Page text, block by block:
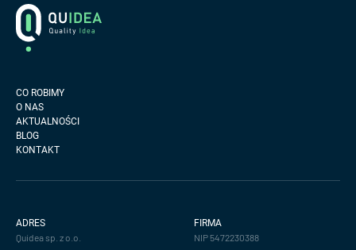
Footer
CO ROBIMY
O NAS
AKTUALNOŚCI
BLOG
KONTAKT
ADRES
Quidea sp. z o.o.
FIRMA
NIP 5472230388